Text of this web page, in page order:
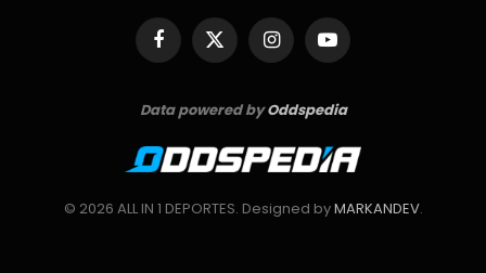
Facebook
X
(Twitter)
InstagramYouTube
Data powered byOddspedia
© 2026 ALL IN 1 DEPORTES. Designed byMARKANDEV.